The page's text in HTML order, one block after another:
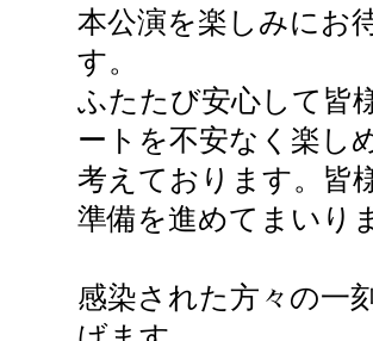
本公演を楽しみにお
す。
ふたたび安心して皆
ートを不安なく楽し
考えております。皆
準備を進めてまいり
感染された方々の一